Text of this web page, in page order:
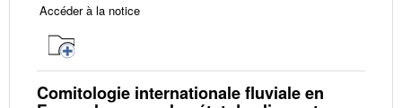
Accéder à la notice
Comitologie internationale fluviale en